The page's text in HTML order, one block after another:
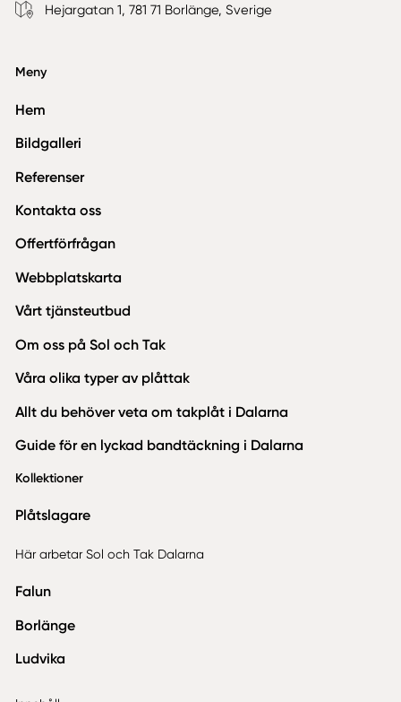
Hejargatan 1, 781 71 Borlänge, Sverige
Meny
Hem
Bildgalleri
Referenser
Kontakta oss
Offertförfrågan
Webbplatskarta
Vårt tjänsteutbud
Om oss på Sol och Tak
Våra olika typer av plåttak
Allt du behöver veta om takplåt i Dalarna
Guide för en lyckad bandtäckning i Dalarna
Kollektioner
Plåtslagare
Här arbetar Sol och Tak Dalarna
Falun
Borlänge
Ludvika